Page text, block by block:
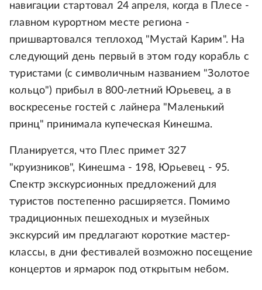
навигации стартовал 24 апреля, когда в Плесе -
главном курортном месте региона -
пришвартовался теплоход "Мустай Карим". На
следующий день первый в этом году корабль с
туристами (с символичным названием "Золотое
кольцо") прибыл в 800-летний Юрьевец, а в
воскресенье гостей с лайнера "Маленький
принц" принимала купеческая Кинешма.
Планируется, что Плес примет 327
"круизников", Кинешма - 198, Юрьевец - 95.
Спектр экскурсионных предложений для
туристов постепенно расширяется. Помимо
традиционных пешеходных и музейных
экскурсий им предлагают короткие мастер-
классы, в дни фестивалей возможно посещение
концертов и ярмарок под открытым небом.